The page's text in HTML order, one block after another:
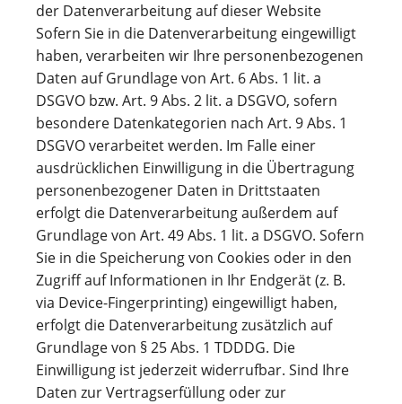
der Datenverarbeitung auf dieser Website
Sofern Sie in die Datenverarbeitung eingewilligt
haben, verarbeiten wir Ihre personenbezogenen
Daten auf Grundlage von Art. 6 Abs. 1 lit. a
DSGVO bzw. Art. 9 Abs. 2 lit. a DSGVO, sofern
besondere Datenkategorien nach Art. 9 Abs. 1
DSGVO verarbeitet werden. Im Falle einer
ausdrücklichen Einwilligung in die Übertragung
personenbezogener Daten in Drittstaaten
erfolgt die Datenverarbeitung außerdem auf
Grundlage von Art. 49 Abs. 1 lit. a DSGVO. Sofern
Sie in die Speicherung von Cookies oder in den
Zugriff auf Informationen in Ihr Endgerät (z. B.
via Device-Fingerprinting) eingewilligt haben,
erfolgt die Datenverarbeitung zusätzlich auf
Grundlage von § 25 Abs. 1 TDDDG. Die
Einwilligung ist jederzeit widerrufbar. Sind Ihre
Daten zur Vertragserfüllung oder zur